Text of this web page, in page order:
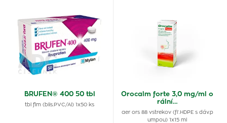
BRUFEN® 400 50 tbl
tbl flm (blis.PVC/Al) 1x50 ks
Orocalm forte 3,0 mg/ml o
rální…
aer ors 88 vstrekov (fľ.HDPE s dáv.p
umpou) 1x15 ml